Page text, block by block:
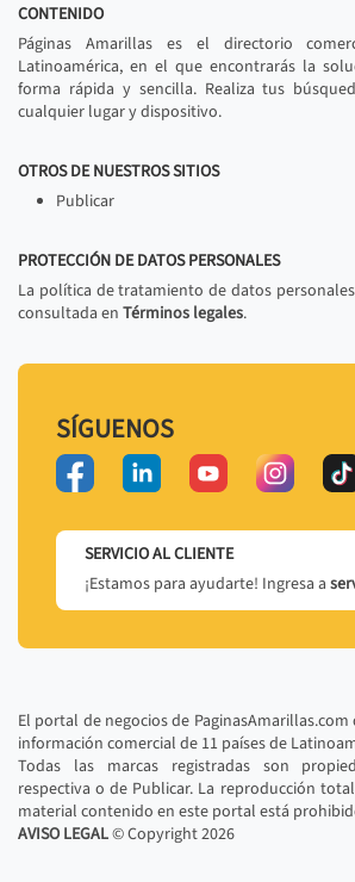
CONTENIDO
Páginas Amarillas es el directorio
Latinoamérica, en el que encontrarás la
forma rápida y sencilla. Realiza tus
cualquier lugar y dispositivo.
OTROS DE NUESTROS SITIOS
Publicar
PROTECCIÓN DE DATOS PERSONALES
La política de tratamiento de datos
consultada en Términos legales.
SÍGUENOS
SERVICIO AL CLIENTE
¡Estamos para ayudarte! Ingresa a
El portal de negocios de
información comercial de 11 países de
Todas las marcas registradas son
respectiva o de Publicar. La reproducción
material contenido en este portal está
AVISO LEGAL© Copyright2026